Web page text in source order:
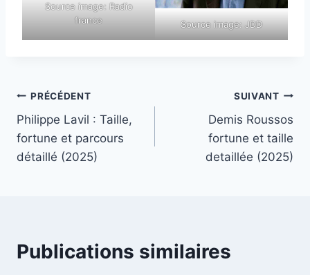
Source image: Radio
france
Source image: JDD
Navigation
de
l’article
PRÉCÉDENT
Philippe Lavil : Taille,
fortune et parcours
détaillé (2025)
SUIVANT
Demis Roussos
fortune et taille
detaillée (2025)
Publications similaires